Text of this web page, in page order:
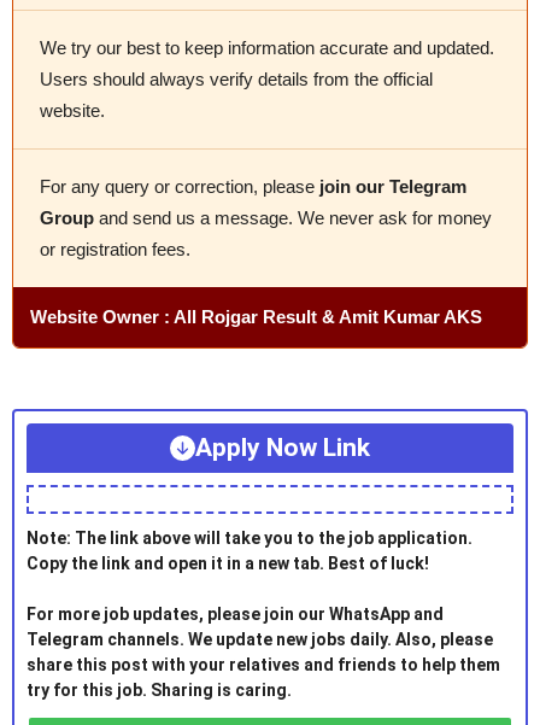
We try our best to keep information accurate and updated.
Users should always verify details from the official
website.
For any query or correction, please join our Telegram
Group and send us a message. We never ask for money
or registration fees.
Website Owner : All Rojgar Result & Amit Kumar AKS
Apply Now Link
Note: The link above will take you to the job application.
Copy the link and open it in a new tab. Best of luck!
For more job updates, please join our WhatsApp and
Telegram channels. We update new jobs daily. Also, please
share this post with your relatives and friends to help them
try for this job. Sharing is caring.